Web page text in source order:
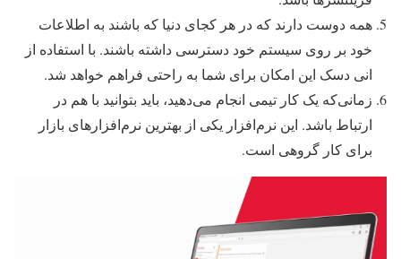
همه دوست دارند که در هر کجای دنیا که باشند به اطلاعات
خود بر روی سیستم خود دسترسی داشته باشند. با استفاده از
انی دسک این امکان برای شما به راحتی فراهم خواهد شد.
زمانی‌که یک کار تیمی انجام می‌دهید، باید بتوانید با هم در
ارتباط باشد. این نرم‌افزار یکی از بهترین نرم‌افزارهای بازار
برای کار گروهی است.